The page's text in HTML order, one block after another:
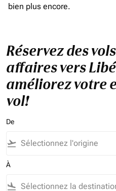
bien plus encore.
Réservez des
affaires vers
améliorez votre
vol!
De
flight_takeoff
À
flight_land